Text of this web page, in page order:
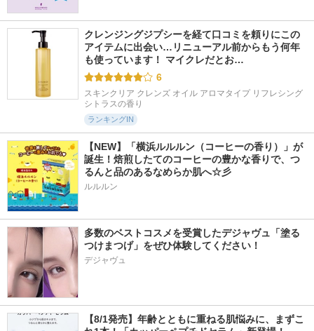
クレンジングジプシーを経て口コミを頼りにこの
アイテムに出会い…リニューアル前からもう何年
も使っています！ マイクレだとお…
6
スキンクリア クレンズ オイル アロマタイプ リフレシング
シトラスの香り
ランキングIN
【NEW】「横浜ルルルン（コーヒーの香り）」が
誕生！焙煎したてのコーヒーの豊かな香りで、つ
るんと品のあるなめらか肌へ☆彡
ルルルン
多数のベストコスメを受賞したデジャヴュ「塗る
つけまつげ」をぜひ体験してください！
デジャヴュ
【8/1発売】年齢とともに重ねる肌悩みに、まずこ